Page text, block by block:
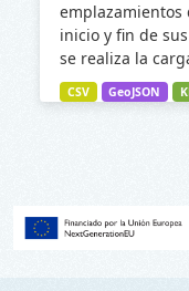
emplazamientos
inicio y fin de
se realiza la
CSV GeoJSON